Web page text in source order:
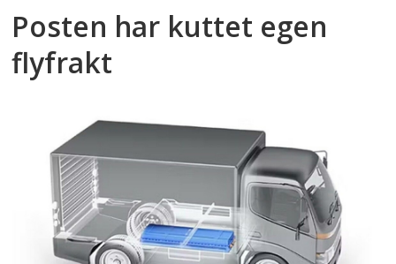
Posten har kuttet egen
flyfrakt